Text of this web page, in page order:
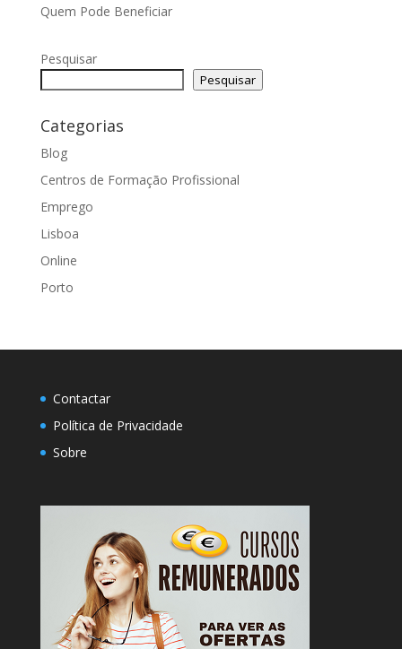
Quem Pode Beneficiar
Pesquisar
Pesquisar
Categorias
Blog
Centros de Formação Profissional
Emprego
Lisboa
Online
Porto
Contactar
Política de Privacidade
Sobre